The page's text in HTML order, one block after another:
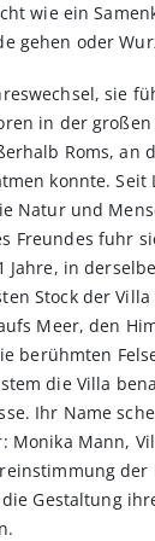
wie ein
gehen oder
sie
in der
Roms, an
konnte. Seit
Natur und
Freundes fuhr
Jahre, in
Stock der Villa
Meer, den
berühmten
die Villa
Ihr Name
Monika Mann,
der
Gestaltung